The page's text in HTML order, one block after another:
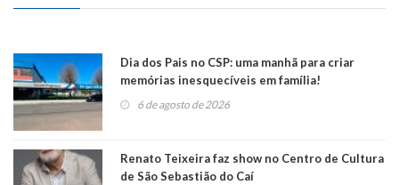
Dia dos Pais no CSP: uma manhã para criar
memórias inesquecíveis em família!
6 de agosto de 2026
Renato Teixeira faz show no Centro de Cultura
de São Sebastião do Caí